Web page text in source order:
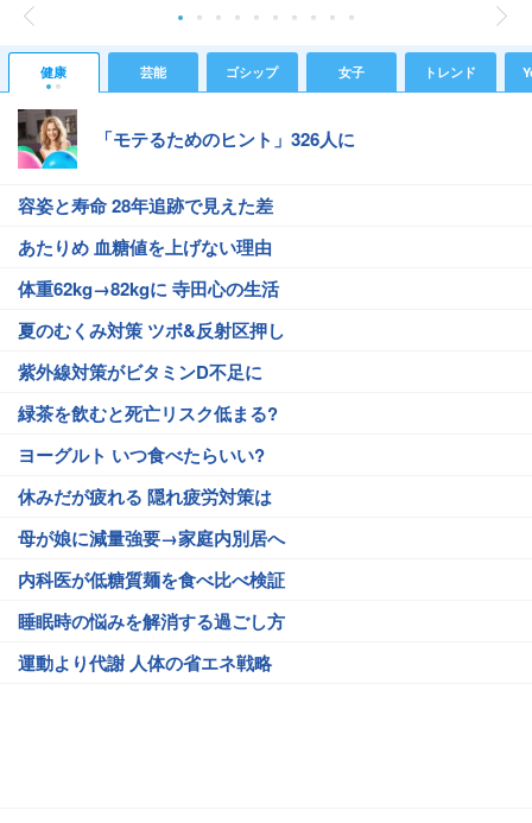
健康 芸能 ゴシップ 女子 トレンド
「モテるためのヒント」326人に
容姿と寿命 28年追跡で見えた差
あたりめ 血糖値を上げない理由
体重62kg→82kgに 寺田心の生活
夏のむくみ対策 ツボ&反射区押し
紫外線対策がビタミンD不足に
緑茶を飲むと死亡リスク低まる?
ヨーグルト いつ食べたらいい?
休みだが疲れる 隠れ疲労対策は
母が娘に減量強要→家庭内別居へ
内科医が低糖質麺を食べ比べ検証
睡眠時の悩みを解消する過ごし方
運動より代謝 人体の省エネ戦略